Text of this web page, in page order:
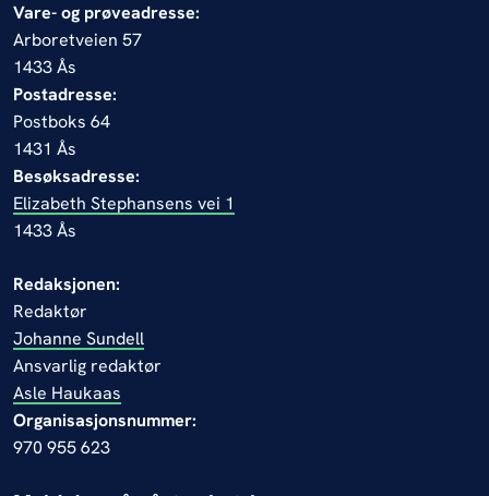
Vare- og prøveadresse:
Arboretveien 57
1433 Ås
Postadresse:
Postboks 64
1431 Ås
Besøksadresse:
Elizabeth Stephansens vei 1
1433 Ås
Redaksjonen:
Redaktør
Johanne Sundell
Ansvarlig redaktør
Asle Haukaas
Organisasjonsnummer:
970 955 623